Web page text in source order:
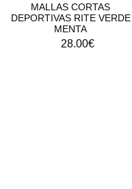
MALLAS CORTAS
DEPORTIVAS RITE VERDE
MENTA
28.00€